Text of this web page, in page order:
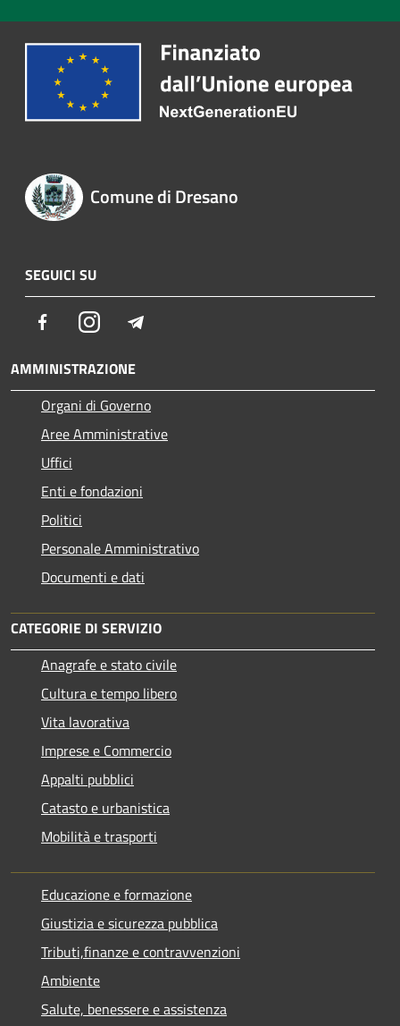
Comune di Dresano
SEGUICI SU
FacebookInstagram
AMMINISTRAZIONE
Organi di Governo
Aree Amministrative
Uffici
Enti e fondazioni
Politici
Personale Amministrativo
Documenti e dati
CATEGORIE DI SERVIZIO
Anagrafe e stato civile
Cultura e tempo libero
Vita lavorativa
Imprese e Commercio
Appalti pubblici
Catasto e urbanistica
Mobilità e trasporti
Educazione e formazione
Giustizia e sicurezza pubblica
Tributi,finanze e contravvenzioni
Ambiente
Salute, benessere e assistenza